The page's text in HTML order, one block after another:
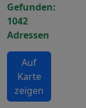
Gefunden:
1042
Adressen
Auf
Karte
zeigen